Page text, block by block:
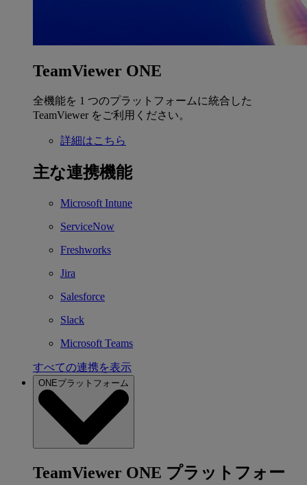
TeamViewer ONE
全機能を 1 つのプラットフォームに統合した
TeamViewer をご利用ください。
詳細はこちら
主な連携機能
Microsoft Intune
ServiceNow
Freshworks
Jira
Salesforce
Slack
Microsoft Teams
すべての連携を表示
ONEプラットフォーム
TeamViewer ONE プラットフォー